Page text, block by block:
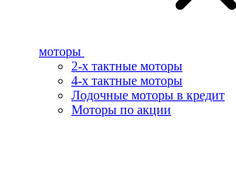
моторы
2-х тактные моторы
4-х тактные моторы
Лодочные моторы в кредит
Моторы по акции